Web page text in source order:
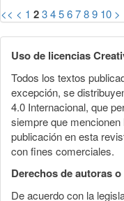
<< < 1 23456789 10 >
Uso de licencias
Todos los textos
excepción, se
4.0 Internacional, que
siempre que
publicación en esta
con fines comerciales.
Derechos de autoras
De acuerdo con la